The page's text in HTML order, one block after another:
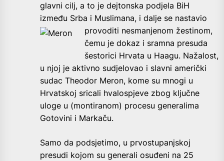
glavni cilj, a to je dejtonska podjela BiH
između Srba i Muslimana, i dalje se nastavio
provoditi nesmanjenom žestinom,
čemu je dokaz i sramna presuda
šestorici Hrvata u Haagu. Nažalost,
u njoj je aktivno sudjelovao i slavni američki
sudac Theodor Meron, kome su mnogi u
Hrvatskoj sricali hvalospjeve zbog ključne
uloge u (montiranom) procesu generalima
Gotovini i Markaču.
Samo da podsjetimo, u prvostupanjskoj
presudi kojom su generali osuđeni na 25